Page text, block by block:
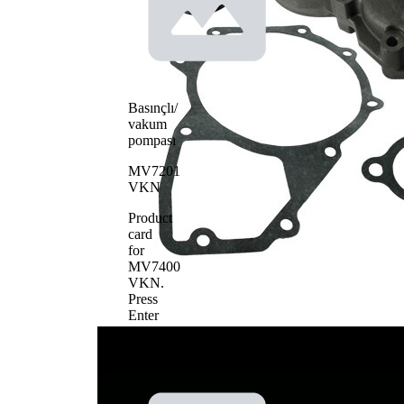
Basınçlı/
vakum
pompası
MV7201
VKN
Product
card
for
MV7400
VKN.
Press
Enter
to